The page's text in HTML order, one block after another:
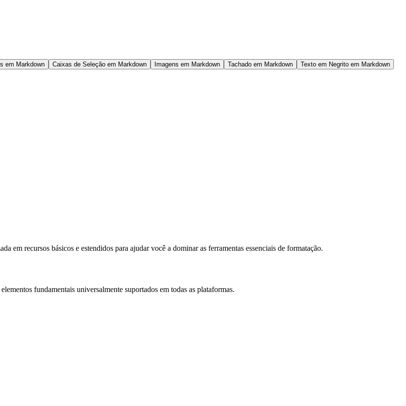
em Markdown Caixas de Seleção em Markdown Imagens em Markdown Tachado em Markdown
Texto em Negrito em Markdown
em recursos básicos e estendidos para ajudar você a dominar as ferramentas essenciais de formatação.
fundamentais universalmente suportados em todas as plataformas.